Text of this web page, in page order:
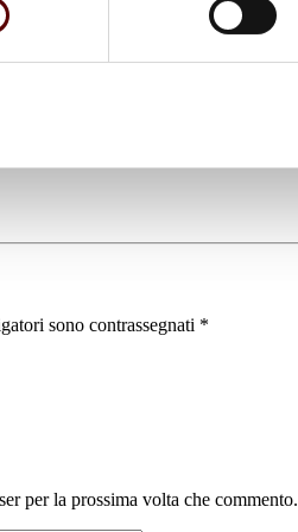
sono contrassegnati *
per la prossima volta che commento.